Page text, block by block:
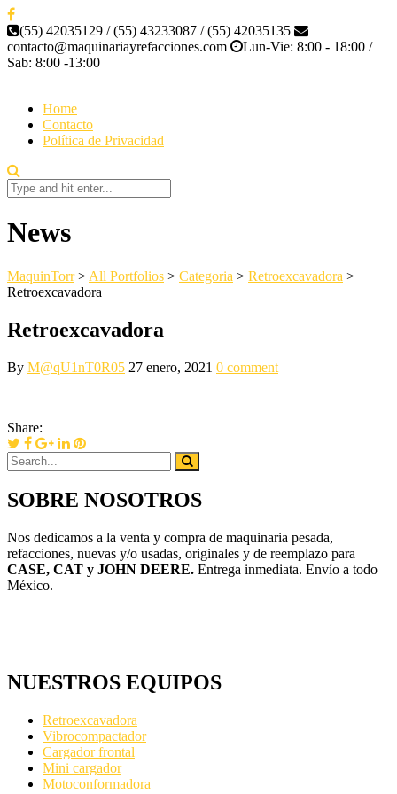
(55) 42035129 / (55) 43233087 / (55) 42035135
contacto@maquinariayrefacciones.com
Lun-Vie: 8:00 - 18:00 /
Sab: 8:00 -13:00
Home
Contacto
Política de Privacidad
News
MaquinTorr> All Portfolios > Categoria > Retroexcavadora >
Retroexcavadora
Retroexcavadora
By M@qU1nT0R05 27 enero, 2021 0 comment
Share:
SOBRE NOSOTROS
Nos dedicamos a la venta y compra de maquinaria pesada,
refacciones, nuevas y/o usadas, originales y de reemplazo para
CASE, CAT y JOHN DEERE. Entrega inmediata. Envío a todo
México.
NUESTROS EQUIPOS
Retroexcavadora
Vibrocompactador
Cargador frontal
Mini cargador
Motoconformadora